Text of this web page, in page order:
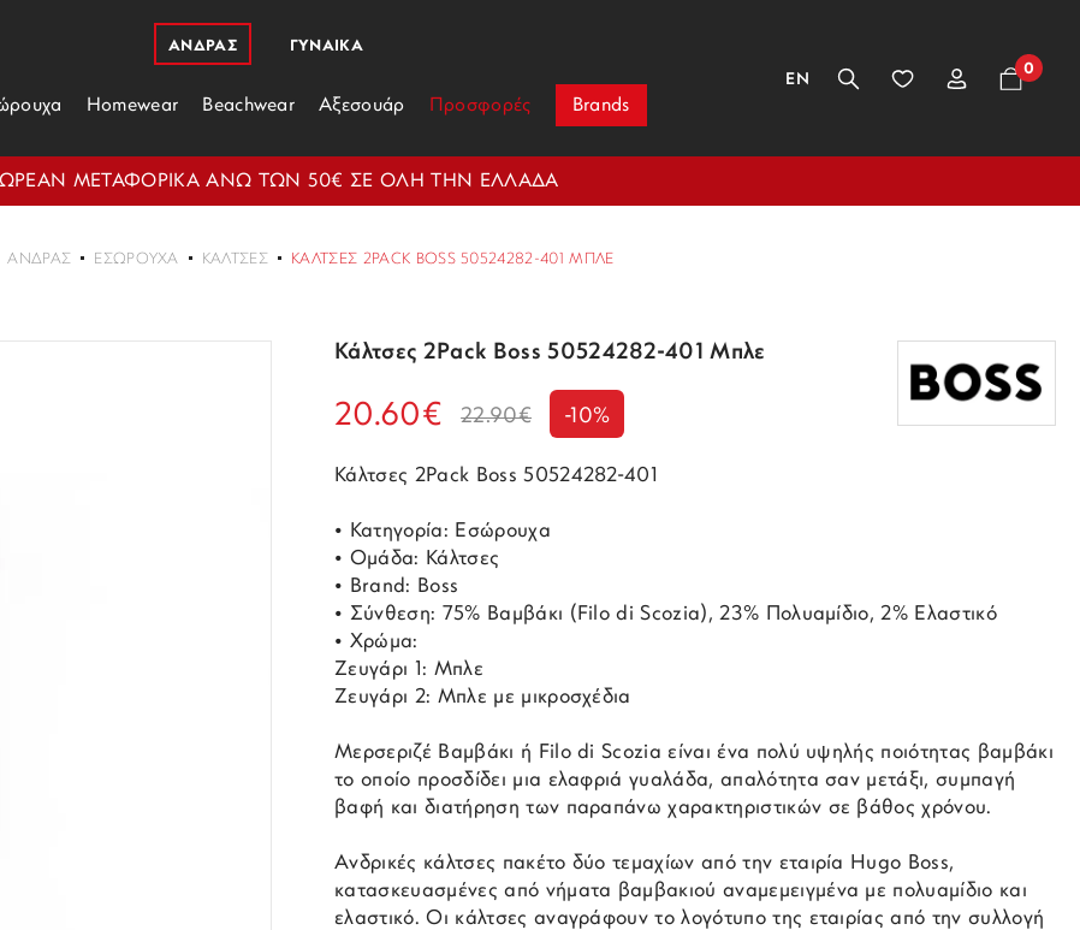
ΑΝΔΡΑΣ
Homewear Beachwear Αξεσουάρ Προσφορές Brands
ΓΥΝΑΙΚΑ
EN
0
ΜΕΤΑΦΟΡΙΚΑ ΑΝΩ ΤΩΝ 50€ ΣΕ ΟΛΗ ΤΗΝ ΕΛΛΑΔΑ
ΑΝΔΡΑΣ ΕΣΏΡΟΥΧΑ ΚΆΛΤΣΕΣ ΚΆΛΤΣΕΣ 2PACK BOSS 50524282-401 ΜΠΛΕ
Κάλτσες 2Pack Boss 50524282-401 Μπλε
20.60€ 22.90€ -10%
Κάλτσες 2Pack Boss 50524282-401
• Κατηγορία: Εσώρουχα
• Ομάδα: Κάλτσες
• Brand: Boss
• Σύνθεση: 75% Βαμβάκι (Filo di Scozia), 23% Πολυαμίδιο, 2% Ελαστικό
• Χρώμα:
Ζευγάρι 1: Μπλε
Ζευγάρι 2: Μπλε με μικροσχέδια
Μερσεριζέ Βαμβάκι ή Filo di Scozia είναι ένα πολύ υψηλής ποιότητας βαμβάκι
το οποίο προσδίδει μια ελαφριά γυαλάδα, απαλότητα σαν μετάξι, συμπαγή
βαφή και διατήρηση των παραπάνω χαρακτηριστικών σε βάθος χρόνου.
Ανδρικές κάλτσες πακέτο δύο τεμαχίων από την εταιρία Hugo Boss,
κατασκευασμένες από νήματα βαμβακιού αναμεμειγμένα με πολυαμίδιο και
ελαστικό. Οι κάλτσες αναγράφουν το λογότυπο της εταιρίας από την συλλογή